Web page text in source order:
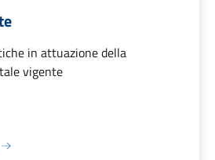
in attuazione della
vigente